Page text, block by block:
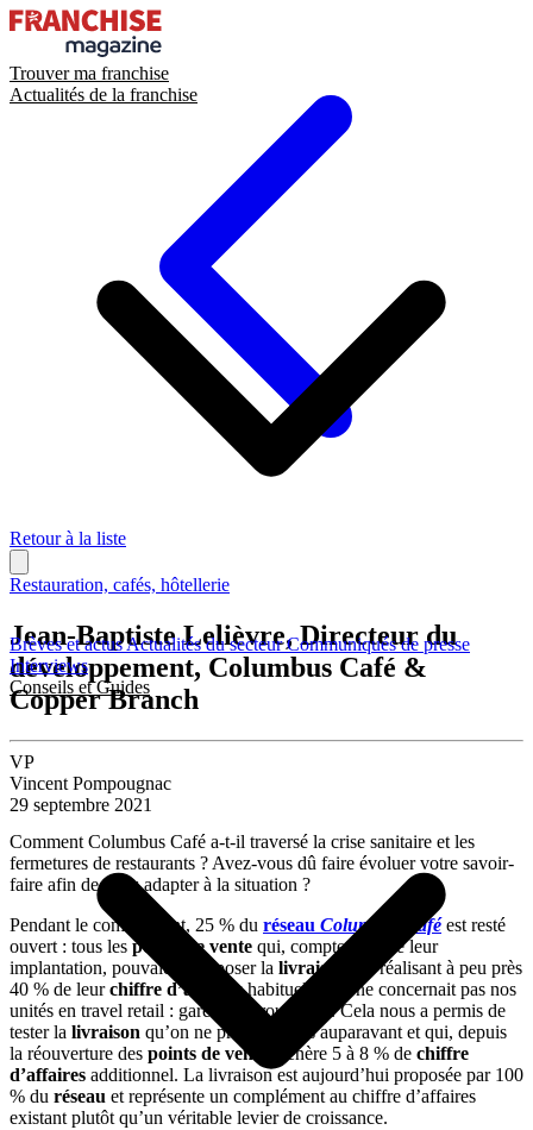
Trouver ma franchise
Actualités de la franchise
Brèves et actusActualités du secteurCommuniqués de presse
Interviews
Conseils et Guides
Retour à la liste
Restauration, cafés, hôtellerie
Jean-Baptiste Lelièvre, Directeur du
développement, Columbus Café &
Copper Branch
VP
Vincent Pompougnac
29 septembre 2021
Comment Columbus Café a-t-il traversé la crise sanitaire et les
fermetures de restaurants ? Avez-vous dû faire évoluer votre savoir-
faire afin de vous adapter à la situation ?
Pendant le confinement, 25 % du réseau Columbus Caféest resté
ouvert : tous les points de vente qui, compte tenu de leur
implantation, pouvaient proposer la livraison
, en réalisant à peu près
40 % de leurchiffre d’affaireshabituel. Cela ne concernait pas nos
unités en travel retail : gares, autoroutes etc. Cela nous a permis de
tester la livraison qu’on ne proposait pas auparavant et qui, depuis
la réouverture des points de vente , génère 5 à 8 % de chiffre
d’affaires additionnel. La livraison est aujourd’hui proposée par 100
% du réseau et représente un complément au chiffre d’affaires
existant plutôt qu’un véritable levier de croissance.